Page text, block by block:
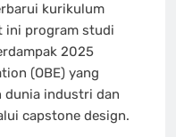
kurikulum
ini program studi
2025
(OBE) yang
dunia industri dan
capstone design.